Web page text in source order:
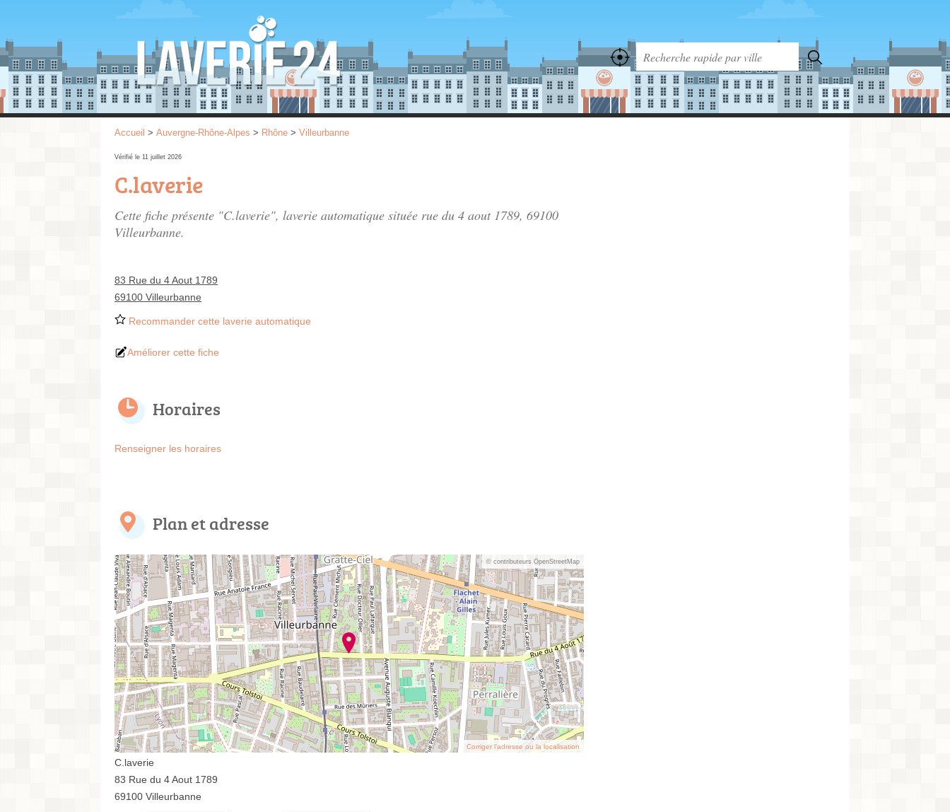
Accueil > Auvergne-Rhône-Alpes > Rhône > Villeurbanne
Vérifié le 11 juillet 2026
C.laverie
Cette fiche présente "C.laverie", laverie automatique située rue du 4 aout 1789, 69100
Villeurbanne.
83 Rue du 4 Aout 1789
69100 Villeurbanne
Recommander cette laverie automatique
Améliorer cette fiche
Horaires
Renseigner les horaires
Plan et adresse
© contributeurs OpenStreetMap
Corriger l’adresse ou la localisation
C.laverie
83 Rue du 4 Aout 1789
69100 Villeurbanne